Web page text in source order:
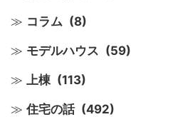
コラム (8)
モデルハウス (59)
上棟 (113)
住宅の話 (492)